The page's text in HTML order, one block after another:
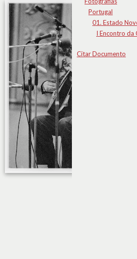
Portugal
01. Estado
I Encontro da
Citar Documento